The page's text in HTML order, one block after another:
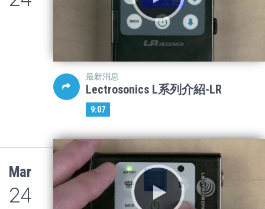
最新消息
Lectrosonics L系列介紹-LR
9:07
Mar
24